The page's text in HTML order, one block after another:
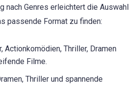
nach Genres erleichtert die Auswahl
passende Format zu finden:
Actionkomödien, Thriller, Dramen
Filme.
Thriller und spannende